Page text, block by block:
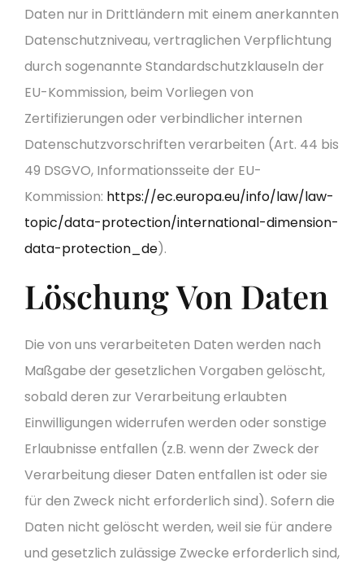
Daten nur in Drittländern mit einem anerkannten
Datenschutzniveau, vertraglichen Verpflichtung
durch sogenannte Standardschutzklauseln der
EU-Kommission, beim Vorliegen von
Zertifizierungen oder verbindlicher internen
Datenschutzvorschriften verarbeiten (Art. 44 bis
49 DSGVO, Informationsseite der EU-
Kommission: https://ec.europa.eu/info/law/law-
topic/data-protection/international-dimension-
data-protection_de).
Löschung Von Daten
Die von uns verarbeiteten Daten werden nach
Maßgabe der gesetzlichen Vorgaben gelöscht,
sobald deren zur Verarbeitung erlaubten
Einwilligungen widerrufen werden oder sonstige
Erlaubnisse entfallen (z.B. wenn der Zweck der
Verarbeitung dieser Daten entfallen ist oder sie
für den Zweck nicht erforderlich sind). Sofern die
Daten nicht gelöscht werden, weil sie für andere
und gesetzlich zulässige Zwecke erforderlich sind,